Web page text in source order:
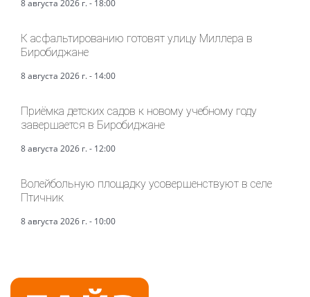
8 августа 2026 г. - 18:00
К асфальтированию готовят улицу Миллера в
Биробиджане
8 августа 2026 г. - 14:00
Приёмка детских садов к новому учебному году
завершается в Биробиджане
8 августа 2026 г. - 12:00
Волейбольную площадку усовершенствуют в селе
Птичник
8 августа 2026 г. - 10:00